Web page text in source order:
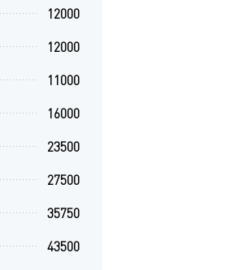
12000
12000
11000
16000
23500
27500
35750
43500